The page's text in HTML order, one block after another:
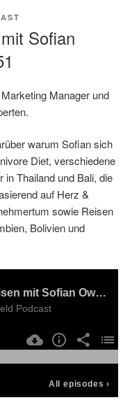
Sofian
Manager und
warum Sofian sich
Diet, verschiedene
in Thailand und Bali, die
auf Herz &
sowie Reisen
Bolivien und